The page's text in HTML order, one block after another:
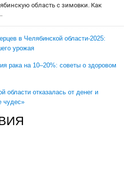
область с зимовки. Как
в Челябинской области-2025:
урожая
рака на 10–20%: советы о здоровом
области отказалась от денег и
чудес»